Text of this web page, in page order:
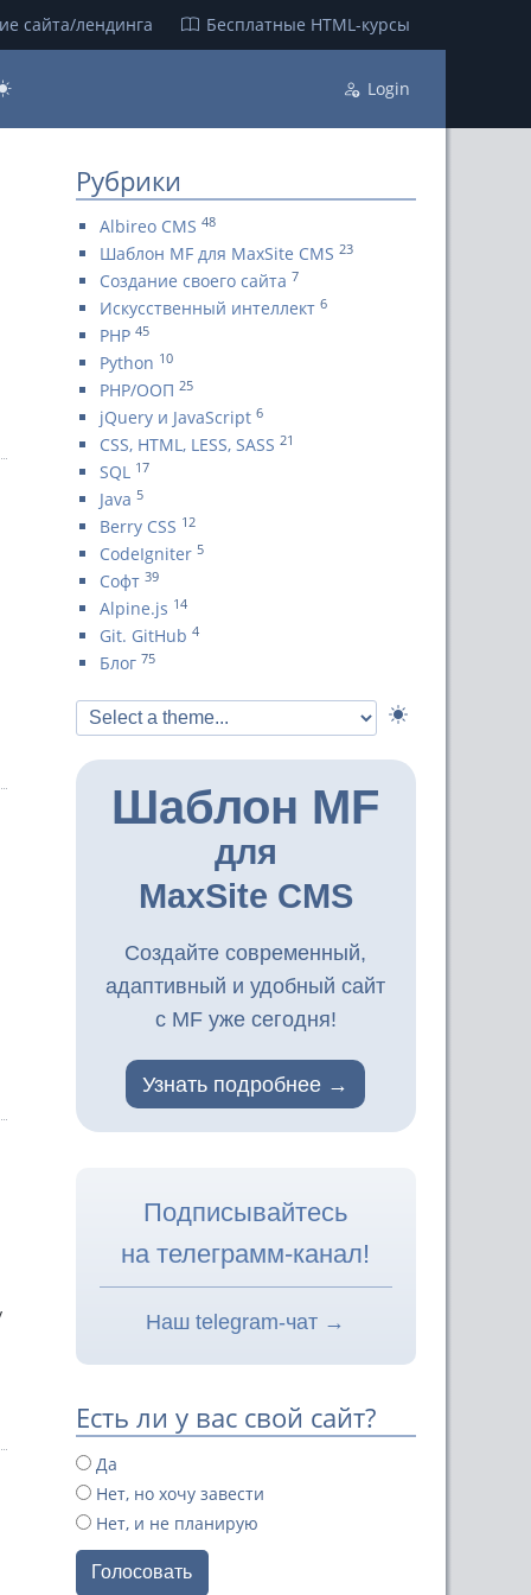
сайта/лендинга Бесплатные НТML-курсы
Login
Рубрики
Albireo CMS 48
Шаблон MF для MaxSite CMS 23
Создание своего сайта 7
Искусственный интеллект 6
PHP 45
Python 10
PHP/ООП 25
jQuery и JavaScript 6
CSS, HTML, LESS, SASS 21
SQL 17
Java 5
Berry CSS 12
CodeIgniter 5
Софт 39
Alpine.js 14
Git. GitHub 4
Блог 75
Шаблон MF
для
MaxSite CMS
Создайте современный,
адаптивный и удобный сайт
с MF уже сегодня!
Узнать подробнее
Подписывайтесь
на телеграмм-канал!
Наш telegram-чат →
Есть ли у вас свой сайт?
Да
Нет, но хочу завести
Нет, и не планирую
Голосовать